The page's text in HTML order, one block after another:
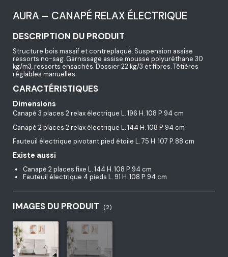
AURA – CANAPÉ RELAX ÉLECTRIQUE
DESCRIPTION DU PRODUIT
Structure bois massif et contreplaqué. Suspension assise
ressorts no-sag. Garnissage assise mousse polyuréthane 30
kg/m3, ressorts ensachés. Dossier 22 kg/3 et fibres. Têtières
réglables manuelles.
CARACTÉRISTIQUES
Dimensions
Canapé 3 places 2 relax électrique L. 196 H. 108 P. 94 cm
Canapé 2 places 2 relax électrique L. 144 H. 108 P. 94 cm
Fauteuil électrique pivotant pied étoile L. 75 H. 107 P. 88 cm
Existe aussi
Canapé 2 places fixe L. 144 H. 108 P. 94 cm
Fauteuil électrique 4 pieds L. 91 H. 108 P. 94 cm
IMAGES DU PRODUIT (2)